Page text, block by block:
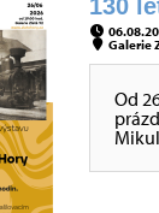
130
Galerie
Od